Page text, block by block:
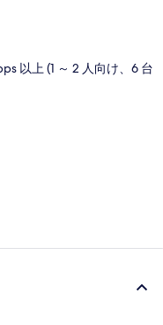
以上 (1 ～ 2 人向け、6 台